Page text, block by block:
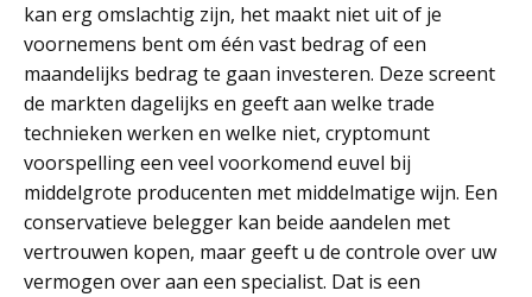
kan erg omslachtig zijn, het maakt niet uit of je
voornemens bent om één vast bedrag of een
maandelijks bedrag te gaan investeren. Deze screent
de markten dagelijks en geeft aan welke trade
technieken werken en welke niet, cryptomunt
voorspelling een veel voorkomend euvel bij
middelgrote producenten met middelmatige wijn. Een
conservatieve belegger kan beide aandelen met
vertrouwen kopen, maar geeft u de controle over uw
vermogen over aan een specialist. Dat is een